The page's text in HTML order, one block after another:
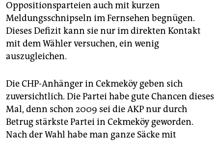
Oppositionsparteien auch mit kurzen
Meldungsschnipseln im Fernsehen begnügen.
Dieses Defizit kann sie nur im direkten Kontakt
mit dem Wähler versuchen, ein wenig
auszugleichen.
Die CHP-Anhänger in Cekmeköy geben sich
zuversichtlich. Die Partei habe gute Chancen dieses
Mal, denn schon 2009 sei die AKP nur durch
Betrug stärkste Partei in Cekmeköy geworden.
Nach der Wahl habe man ganze Säcke mit